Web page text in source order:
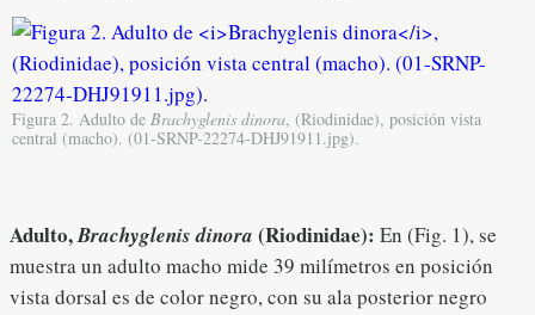
Figura 2. Adulto de Brachyglenis dinora, (Riodinidae), posición vista
central (macho). (01-SRNP-22274-DHJ91911.jpg).
Adulto,Brachyglenis dinora (Riodinidae): En (Fig. 1), se
muestra un adulto macho mide 39 milímetros en posición
vista dorsal es de color negro, con su ala posterior negro